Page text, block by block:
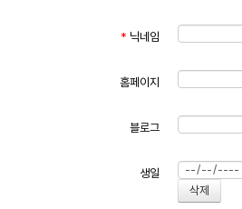
* 닉네임
홈페이지
블로그
생일